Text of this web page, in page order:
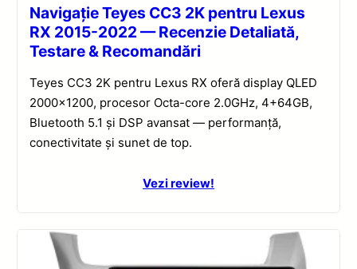
Navigație Teyes CC3 2K pentru Lexus
RX 2015-2022 — Recenzie Detaliată,
Testare & Recomandări
Teyes CC3 2K pentru Lexus RX oferă display QLED
2000×1200, procesor Octa-core 2.0GHz, 4+64GB,
Bluetooth 5.1 și DSP avansat — performanță,
conectivitate și sunet de top.
Vezi review!